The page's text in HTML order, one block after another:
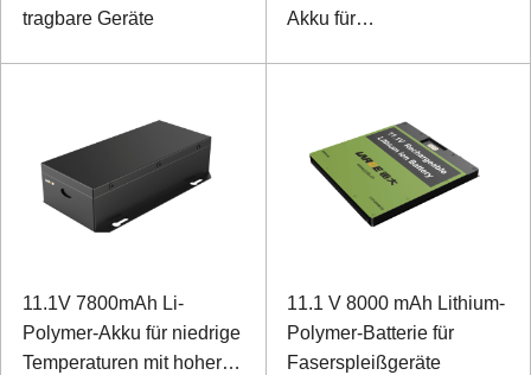
tragbare Geräte
Akku für
11.1V 7800mAh Li-
Polymer-Akku für niedrige
Temperaturen mit hoher
11.1 V 8000 mAh Lithium-
Polymer-Batterie für
Faserspleißgeräte